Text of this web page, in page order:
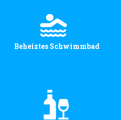
Beheiztes Schwimmbad